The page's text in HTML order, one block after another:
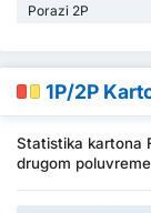
Porazi 2P
1P/2P
Statistika kartona
drugom